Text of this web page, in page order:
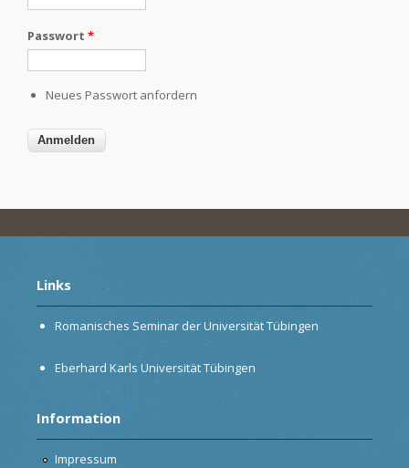
Passwort *
Neues Passwort anfordern
Links
Romanisches Seminar der Universität Tübingen
Eberhard Karls Universität Tübingen
Information
Impressum